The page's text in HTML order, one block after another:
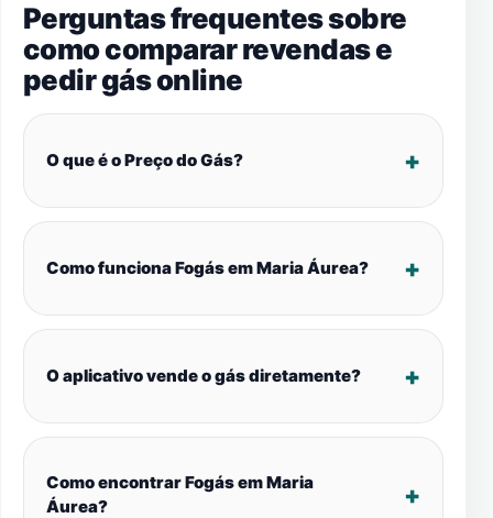
Perguntas frequentes sobre
como comparar revendas e
pedir gás online
O que é o Preço do Gás?
Como funciona Fogás em Maria Áurea?
O aplicativo vende o gás diretamente?
Como encontrar Fogás em Maria
Áurea?